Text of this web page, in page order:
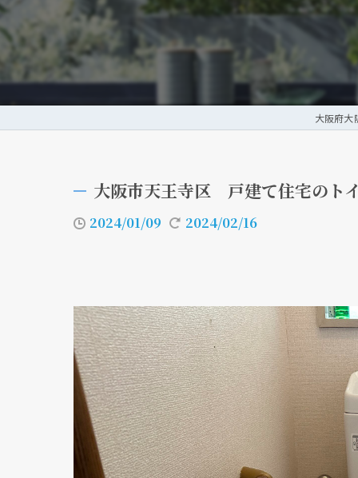
大阪府大
大阪市天王寺区 戸建て住宅のト
2024/01/09 2024/02/16